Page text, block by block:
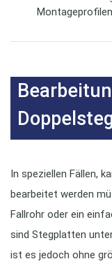
In speziellen Fällen,
bearbeitet werden
Fallrohr oder ein
sind Stegplatten
ist es jedoch ohne